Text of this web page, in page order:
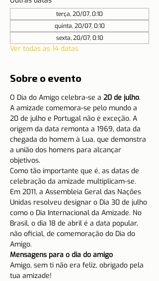
terça, 20/07, 0:10
quinta, 20/07, 0:10
sexta, 20/07, 0:10
Ver todas as 14 datas
Sobre o evento
O Dia do Amigo celebra-se a 20 de julho.
A amizade comemora-se pelo mundo a
20 de julho e Portugal não é exceção. A
origem da data remonta a 1969, data da
chegada do homem à Lua, que demonstra
a união dos homens para alcançar
objetivos.
Como tão importante que é, as datas de
celebração da amizade multiplicam-se.
Em 2011, a Assembleia Geral das Nações
Unidas resolveu designar o Dia 30 de julho
como o Dia Internacional da Amizade. No
Brasil, o dia 18 de abril é a data popular,
não oficial, de comemoração do Dia do
Amigo.
Mensagens para o dia do amigo
Amigo, sem ti não era feliz, obrigado pela
tua amizade!